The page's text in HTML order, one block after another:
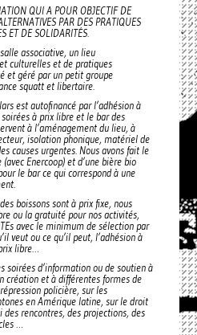
QUI A POUR OBJECTIF DE
PAR DES PRATIQUES
ET DE SOLIDARITÉS.
associative, un lieu
culturelles et de pratiques
et géré par un petit groupe
squatt et libertaire.
est autofinancé par l’adhésion à
à prix libre et le bar des
à l’aménagement du lieu, à
isolation phonique, matériel de
causes urgentes. Nous avons fait le
Enercoop) et d’une bière bio
le bar ce qui correspond à une
boissons sont à prix fixe, nous
ou la gratuité pour nos activités,
avec le minimum de sélection par
veut ou ce qu’il peut, l’adhésion à
libre…
soirées d’information ou de soutien à
création et à différentes formes de
policière, sur les
en Amérique latine, sur le droit
rencontres, des projections, des
…